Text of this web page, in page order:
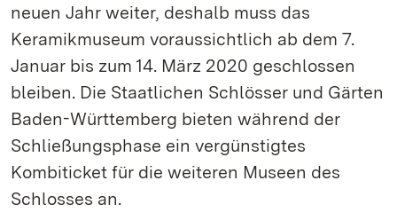
neuen Jahr weiter, deshalb muss das
Keramikmuseum voraussichtlich ab dem 7.
Januar bis zum 14. März 2020 geschlossen
bleiben. Die Staatlichen Schlösser und Gärten
Baden-Württemberg bieten während der
Schließungsphase ein vergünstigtes
Kombiticket für die weiteren Museen des
Schlosses an.